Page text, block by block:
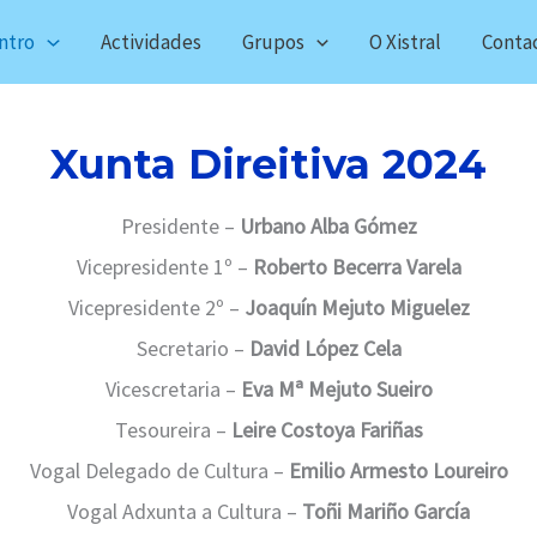
Actividades Grupos O Xistral
Xunta Direitiva 2024
Presidente – Urbano Alba Gómez
Vicepresidente 1º – Roberto Becerra Varela
Vicepresidente 2º – Joaquín Mejuto Miguelez
Secretario – David López Cela
Vicescretaria – Eva Mª Mejuto Sueiro
Tesoureira – Leire Costoya Fariñas
Vogal Delegado de Cultura – Emilio Armesto Loureiro
Vogal Adxunta a Cultura – Toñi Mariño García